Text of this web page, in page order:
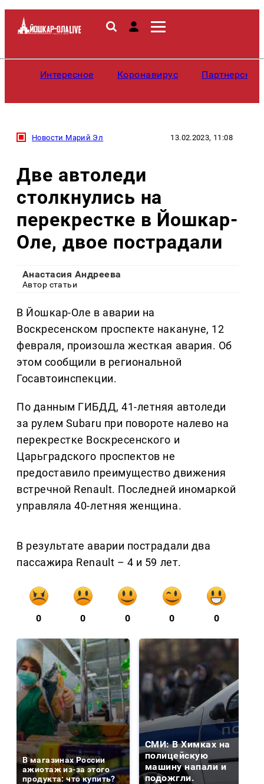
Интересное Коронавирус
Новости Марий Эл 13.02.2023, 11:08
Две автоледи
столкнулись на
перекрестке в Йошкар-
Оле, двое пострадали
Анастасия Андреева
Автор статьи
В Йошкар-Оле в аварии на
Воскресенском проспекте накануне, 12
февраля, произошла жесткая авария. Об
этом сообщили в региональной
Госавтоинспекции.
По данным ГИБДД, 41-летняя автоледи
за рулем Subaru при повороте налево на
перекрестке Воскресенского и
Царьградского проспектов не
предоставило преимущество движения
встречной Renault. Последней иномаркой
управляла 40-летняя женщина.
В результате аварии пострадали два
пассажира Renault – 4 и 59 лет.
0 0 0 0 0
В магазинах России
ажиотаж из-за этого
продукта: что купить?
СМИ: В Химках на
полицейскую
машину напали и
подожгли.